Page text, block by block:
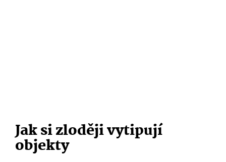
Jak si zloději vytipují
objekty